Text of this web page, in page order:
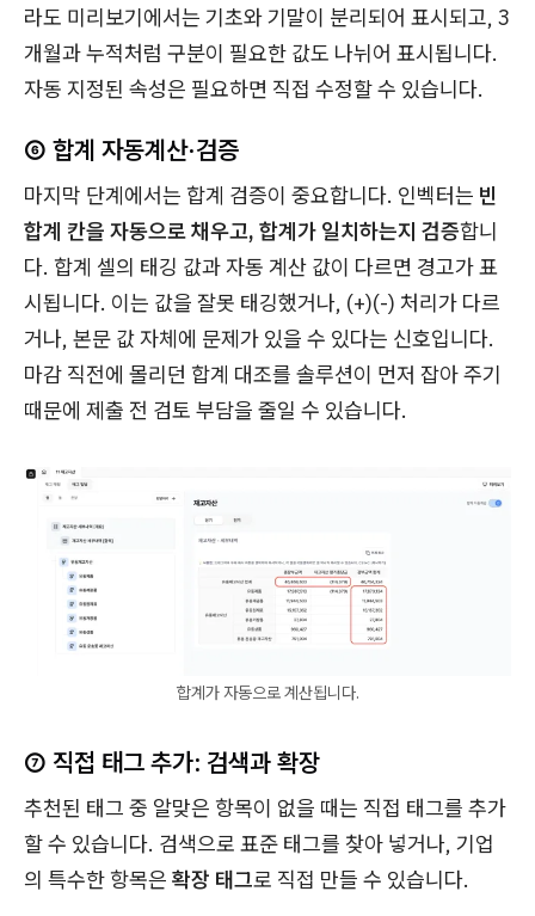
라도 미리보기에서는 기초와 기말이 분리되어 표시되고, 3
개월과 누적처럼 구분이 필요한 값도 나뉘어 표시됩니다.
자동 지정된 속성은 필요하면 직접 수정할 수 있습니다.
⑥ 합계 자동계산·검증
마지막 단계에서는 합계 검증이 중요합니다. 인벡터는 빈
합계 칸을 자동으로 채우고, 합계가 일치하는지 검증합니
다. 합계 셀의 태깅 값과 자동 계산 값이 다르면 경고가 표
시됩니다. 이는 값을 잘못 태깅했거나, (+)(-) 처리가 다르
거나, 본문 값 자체에 문제가 있을 수 있다는 신호입니다.
마감 직전에 몰리던 합계 대조를 솔루션이 먼저 잡아 주기
때문에 제출 전 검토 부담을 줄일 수 있습니다.
합계가 자동으로 계산됩니다.
⑦ 직접 태그 추가: 검색과 확장
추천된 태그 중 알맞은 항목이 없을 때는 직접 태그를 추가
할 수 있습니다. 검색으로 표준 태그를 찾아 넣거나, 기업
의 특수한 항목은 확장 태그로 직접 만들 수 있습니다.